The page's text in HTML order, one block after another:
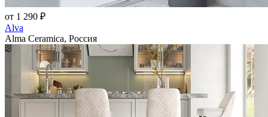
от 1 290 ₽
Alva
Alma Ceramica, Россия